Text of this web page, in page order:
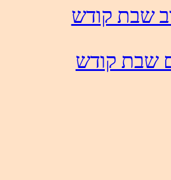
שבת קודש
שבת קודש